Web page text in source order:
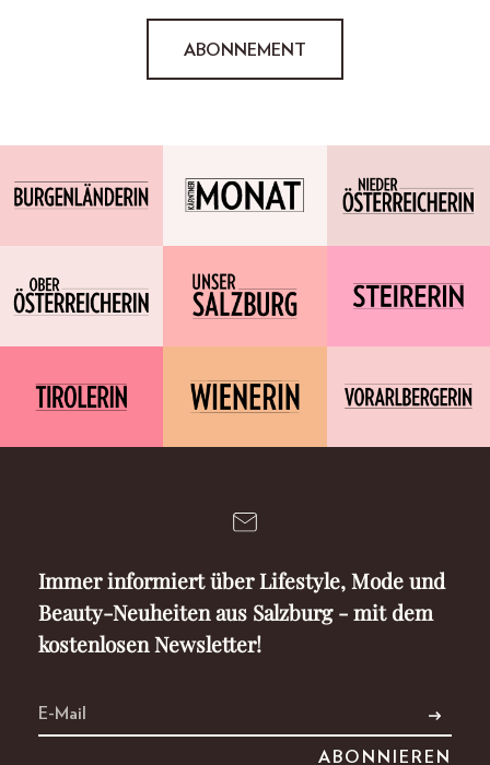
ABONNEMENT
Immer informiert über Lifestyle, Mode und
Beauty-Neuheiten aus Salzburg - mit dem
kostenlosen Newsletter!